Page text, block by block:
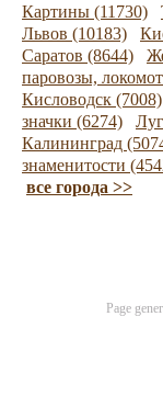
Картины (11730)
Львов (10183)
Саратов (8644)
паровозы,
Кисловодск (7008)
значки (6274)
Калининград
знаменитости
все города >>
Page